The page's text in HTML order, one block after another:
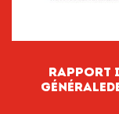
Rapport